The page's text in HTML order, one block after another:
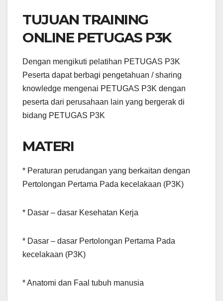
TUJUAN TRAINING
ONLINE PETUGAS P3K
Dengan mengikuti pelatihan PETUGAS P3K
Peserta dapat berbagi pengetahuan / sharing
knowledge mengenai PETUGAS P3K dengan
peserta dari perusahaan lain yang bergerak di
bidang PETUGAS P3K
MATERI
* Peraturan perudangan yang berkaitan dengan
Pertolongan Pertama Pada kecelakaan (P3K)
* Dasar – dasar Kesehatan Kerja
* Dasar – dasar Pertolongan Pertama Pada
kecelakaan (P3K)
* Anatomi dan Faal tubuh manusia